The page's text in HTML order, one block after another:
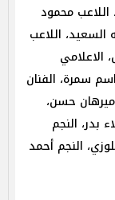
اللاعب محمود
السعيد، اللاعب
سمرة، الفنان
حسن،
بدر، النجم
النجم أحمد